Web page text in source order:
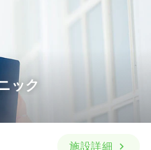
ック
施設詳細